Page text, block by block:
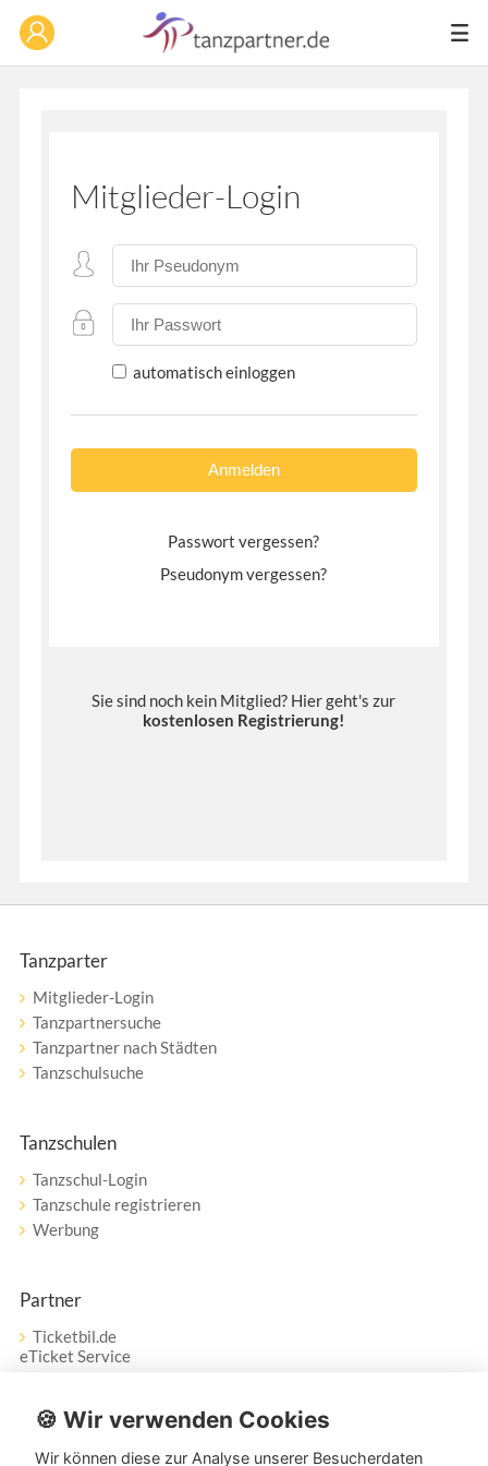
Mitglieder-Login
automatisch einloggen
Passwort vergessen?
Pseudonym vergessen?
Sie sind noch kein Mitglied? Hier geht's zur
kostenlosen Registrierung!
Tanzparter
Mitglieder-Login
Tanzpartnersuche
Tanzpartner nach Städten
Tanzschulsuche
Tanzschulen
Tanzschul-Login
Tanzschule registrieren
Werbung
Partner
Ticketbil.de
eTicket Service
Vertrag widerrufen
🍪 Wir verwenden Cookies
Wir können diese zur Analyse unserer Besucherdaten